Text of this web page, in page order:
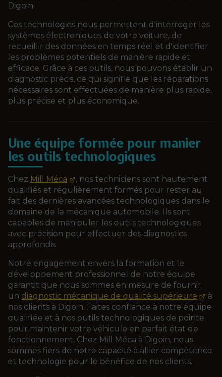
Digoin.
Ces technologies nous permettent d'interroger les
systèmes électroniques de votre voiture, de
recueillir des données en temps réel et d'identifier
les problèmes potentiels de manière rapide et
efficace. Grâce à ces outils, nous pouvons établir un
diagnostic précis, ce qui signifie que les réparations
nécessaires sont effectuées de manière plus rapide,
plus précise et plus économique.
Une équipe formée pour manier
les outils technologiques
Chez Mill Méca
, nos techniciens sont hautement
qualifiés et régulièrement formés pour rester au
fait des dernières avancées technologiques dans le
domaine de la mécanique automobile. Ils sont
capables de manipuler les outils technologiques
avec précision pour effectuer des diagnostics
approfondis.
Notre engagement envers la formation et le
développement professionnel de notre équipe
garantit que nous sommes en mesure de fournir
un diagnostic mécanique de qualité supérieure
à
nos clients à Digoin. Faites confiance à notre équipe
qualifiée et à nos outils technologiques de pointe
pour maintenir votre véhicule en parfait état de
fonctionnement. Chez Mill Méca à Digoin, nous
sommes fiers de notre capacité à allier compétence
et technologie pour le bénéfice de nos clients.